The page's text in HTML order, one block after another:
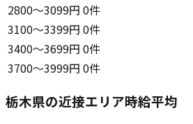
2800〜3099円 0件
3100〜3399円 0件
3400〜3699円 0件
3700〜3999円 0件
栃木県の近接エリア時給平均